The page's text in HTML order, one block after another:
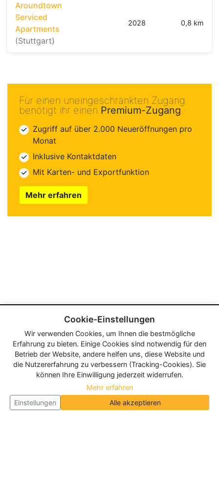
Aroundtown
Serviced
Apartments
(Stuttgart)
2028 0,8 km
Für einen uneingeschränkten Zugang
benötigt ihr einen Premium-Zugang
Zugriff auf über 2.000 Neueröffnungen pro
Monat
Inklusive Kontaktdaten
Mit Karten- und Exportfunktion
Mehr erfahren
Cookie-Einstellungen
Wir verwenden Cookies, um Ihnen die bestmögliche
Erfahrung zu bieten. Einige Cookies sind notwendig für den
Betrieb der Website, andere helfen uns, diese Website und
die Nutzererfahrung zu verbessern (Tracking-Cookies). Sie
können Ihre Einwilligung jederzeit widerrufen.
Mehr erfahren
Einstellungen
Alle akzeptieren